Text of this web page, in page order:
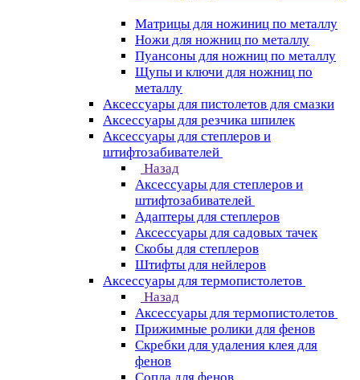
Матрицы для ножиниц по металлу
Ножи для ножниц по металлу
Пуансоны для ножниц по металлу
Щупы и ключи для ножниц по
металлу
Аксессуары для пистолетов для смазки
Аксессуары для резчика шпилек
Аксессуары для степлеров и
штифтозабивателей
Назад
Аксессуары для степлеров и
штифтозабивателей
Адаптеры для степлеров
Аксессуары для садовых тачек
Скобы для степлеров
Штифты для нейлеров
Аксессуары для термопистолетов
Назад
Аксессуары для термопистолетов
Прижимные ролики для фенов
Скребки для удаления клея для
фенов